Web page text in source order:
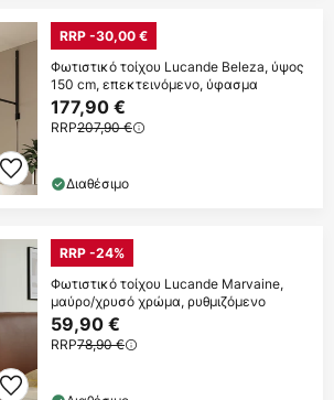
RRP -30,00 €
Φωτιστικό τοίχου Lucande Beleza, ύψος
150 cm, επεκτεινόμενο, ύφασμα
177,90 €
RRP207,90 €
Διαθέσιμο
RRP -24%
Φωτιστικό τοίχου Lucande Marvaine,
μαύρο/χρυσό χρώμα, ρυθμιζόμενο
59,90 €
RRP78,90 €